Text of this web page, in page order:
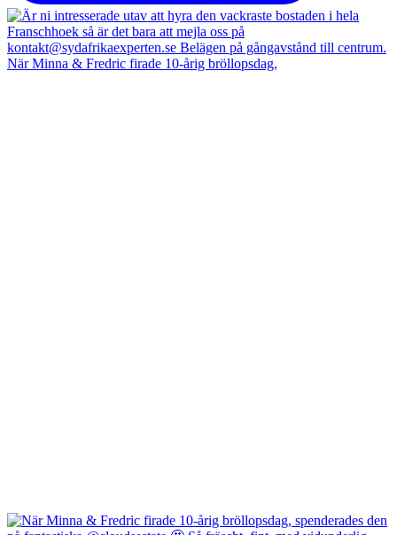
När Minna & Fredric firade 10-årig bröllopsdag,